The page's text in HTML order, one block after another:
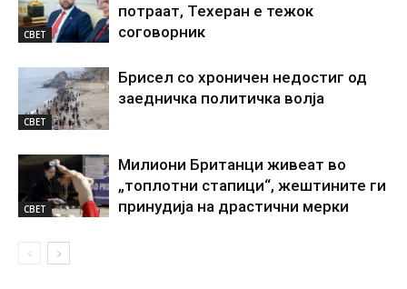
СВЕТ
потраат, Техеран е тежок
соговорник
СВЕТ
Брисел со хроничен недостиг од
заедничка политичка волја
СВЕТ
Милиони Британци живеат во
„топлотни стапици“, жештините ги
принудија на драстични мерки